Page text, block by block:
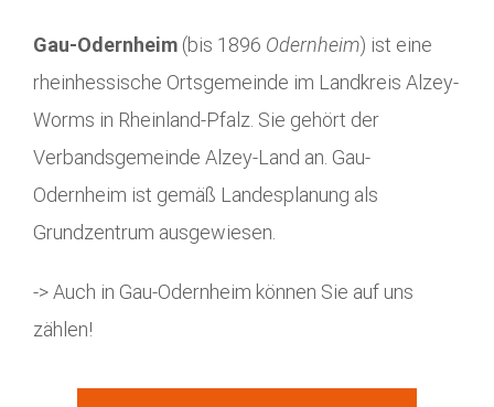
Gau-Odernheim (bis 1896 Odernheim) ist eine
rheinhessische Ortsgemeinde im Landkreis Alzey-
Worms in Rheinland-Pfalz. Sie gehört der
Verbandsgemeinde Alzey-Land an. Gau-
Odernheim ist gemäß Landesplanung als
Grundzentrum ausgewiesen.
-> Auch in Gau-Odernheim können Sie auf uns
zählen!